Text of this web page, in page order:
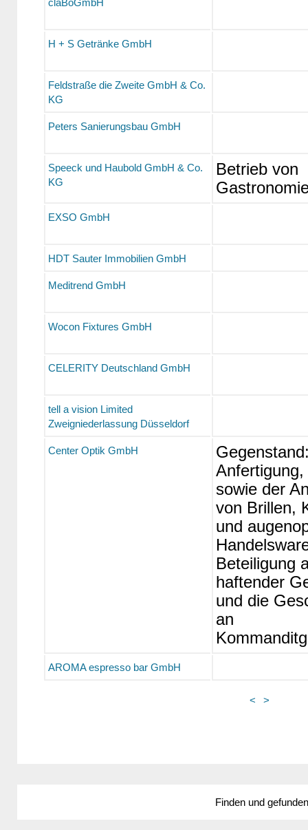
claBoGmbH
H + S Getränke GmbH
Feldstraße die Zweite GmbH & Co.
KG
Peters Sanierungsbau GmbH
Speeck und Haubold GmbH & Co.
KG
Betrieb von
EXSO GmbH
HDT Sauter Immobilien GmbH
Meditrend GmbH
Wocon Fixtures GmbH
CELERITY Deutschland GmbH
tell a vision Limited
Zweigniederlassung Düsseldorf
Center Optik GmbH
sowie der
von Brillen,
und
Beteiligung
haftender
und die
an
AROMA espresso bar GmbH
< >
Finden und